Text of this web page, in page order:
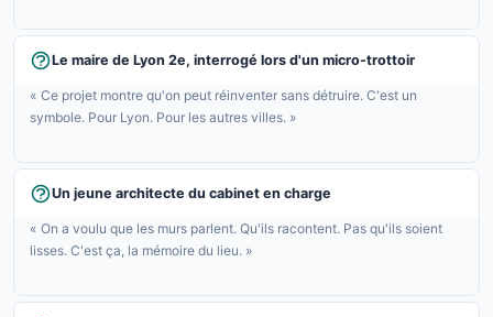
Le maire de Lyon 2e, interrogé lors d'un micro-trottoir
« Ce projet montre qu'on peut réinventer sans détruire. C'est un
symbole. Pour Lyon. Pour les autres villes. »
Un jeune architecte du cabinet en charge
« On a voulu que les murs parlent. Qu'ils racontent. Pas qu'ils soient
lisses. C'est ça, la mémoire du lieu. »